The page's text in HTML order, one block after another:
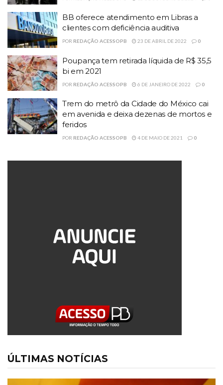
BB oferece atendimento em Libras a
clientes com deficiência auditiva
POR REDAÇÃO ACESSOPB 23 DE ABRIL DE 2022 0
Poupança tem retirada líquida de R$ 35,5
bi em 2021
POR REDAÇÃO ACESSOPB 6 DE JANEIRO DE 2022 0
Trem do metrô da Cidade do México cai
em avenida e deixa dezenas de mortos e
feridos
POR REDAÇÃO ACESSOPB 4 DE MAIO DE 2021 0
ÚLTIMAS NOTÍCIAS